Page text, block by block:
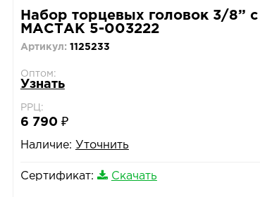
Набор торцевых головок 3/8”
МАСТАК 5-003222
Артикул: 1125233
Оптом:
Узнать
РРЦ:
6 790 ₽
Наличие: Уточнить
Сертификат: Скачать